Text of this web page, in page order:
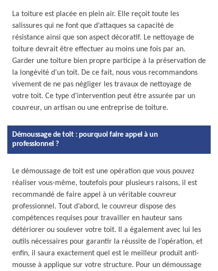
La toiture est placée en plein air. Elle reçoit toute les
salissures qui ne font que d’attaques sa capacité de
résistance ainsi que son aspect décoratif. Le nettoyage de
toiture devrait être effectuer au moins une fois par an.
Garder une toiture bien propre participe à la préservation de
la longévité d’un toit. De ce fait, nous vous recommandons
vivement de ne pas négliger les travaux de nettoyage de
votre toit. Ce type d’intervention peut être assurée par un
couvreur, un artisan ou une entreprise de toiture.
Démoussage de toit : pourquoi faire appel à un
professionnel ?
Le démoussage de toit est une opération que vous pouvez
réaliser vous-même, toutefois pour plusieurs raisons, il est
recommandé de faire appel à un véritable couvreur
professionnel. Tout d’abord, le couvreur dispose des
compétences requises pour travailler en hauteur sans
détériorer ou soulever votre toit. Il a également avec lui les
outils nécessaires pour garantir la réussite de l’opération, et
enfin, il saura exactement quel est le meilleur produit anti-
mousse à applique sur votre structure. Pour un démoussage